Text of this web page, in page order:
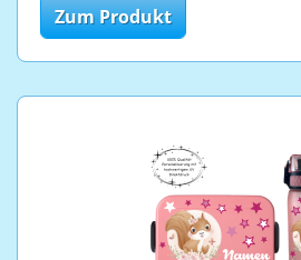
Zum Produkt